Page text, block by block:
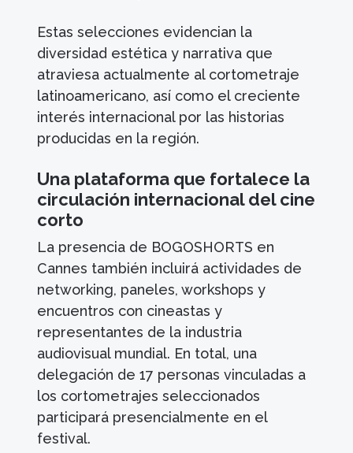
Estas selecciones evidencian la
diversidad estética y narrativa que
atraviesa actualmente al cortometraje
latinoamericano, así como el creciente
interés internacional por las historias
producidas en la región.
Una plataforma que fortalece la
circulación internacional del cine
corto
La presencia de BOGOSHORTS en
Cannes también incluirá actividades de
networking, paneles, workshops y
encuentros con cineastas y
representantes de la industria
audiovisual mundial. En total, una
delegación de 17 personas vinculadas a
los cortometrajes seleccionados
participará presencialmente en el
festival.